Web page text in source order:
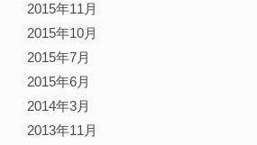
2015年11月
2015年10月
2015年7月
2015年6月
2014年3月
2013年11月